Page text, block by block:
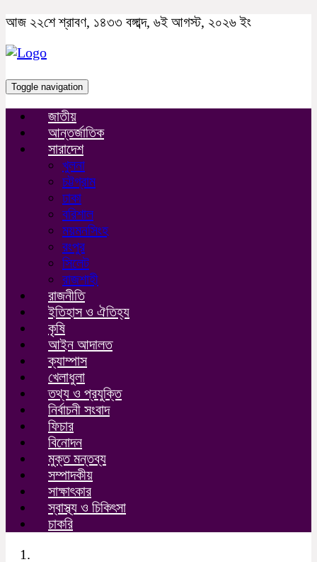
আজ ২২শে শ্রাবণ, ১৪৩৩ বঙ্গাব্দ, ৬ই আগস্ট, ২০২৬ ইং
Toggle navigation
জাতীয়
আন্তর্জাতিক
সারাদেশ
খুলনা
চট্টগ্রাম
ঢাকা
বরিশাল
ময়মনসিংহ
রংপুর
সিলেট
রাজশাহী
রাজনীতি
ইতিহাস ও ঐতিহ্য
কৃষি
আইন আদালত
ক্যাম্পাস
খেলাধুলা
তথ্য ও প্রযুক্তি
নির্বাচনী সংবাদ
ফিচার
বিনোদন
মুক্ত মন্তব্য
সম্পাদকীয়
সাক্ষাৎকার
স্বাস্থ্য ও চিকিৎসা
চাকরি